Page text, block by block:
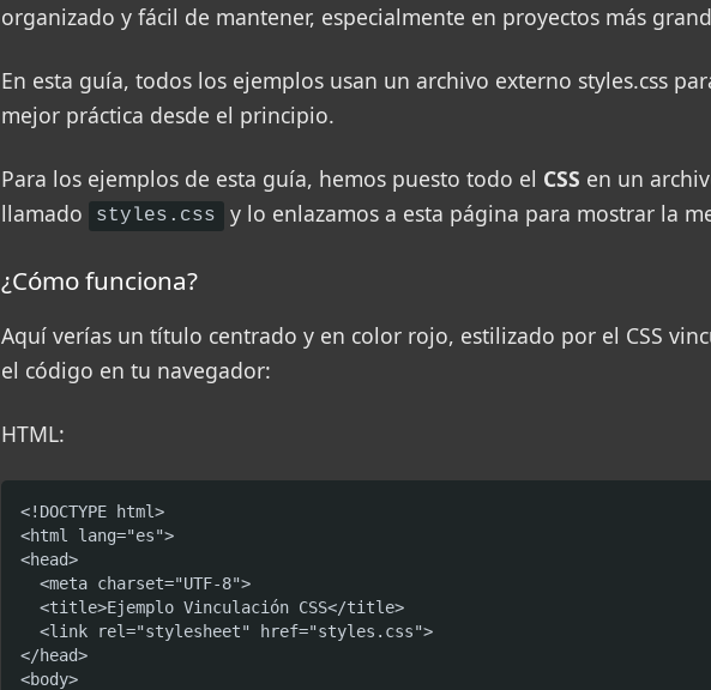
organizado y fácil de mantener, especialmente en proyectos más
En esta guía, todos los ejemplos usan un archivo externo styles.css
mejor práctica desde el principio.
Para los ejemplos de esta guía, hemos puesto todo el CSS en un
llamado
styles.css y lo enlazamos a esta página para mostrar la
¿Cómo funciona?
Aquí verías un título centrado y en color rojo, estilizado por el CSS
el código en tu navegador:
HTML:
<!DOCTYPE html>
<html lang="es">
<head>
  <meta charset="UTF-8">
  <title>Ejemplo Vinculación CSS</title>
  <link rel="stylesheet" href="styles.css">
</head>
<body>